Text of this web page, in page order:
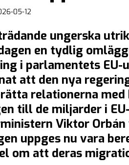
05-12
ungerska
en tydlig
i parlamentets EU-
att den nya
relationerna med
till de miljarder i
Viktor
uppges nu vara
om att deras